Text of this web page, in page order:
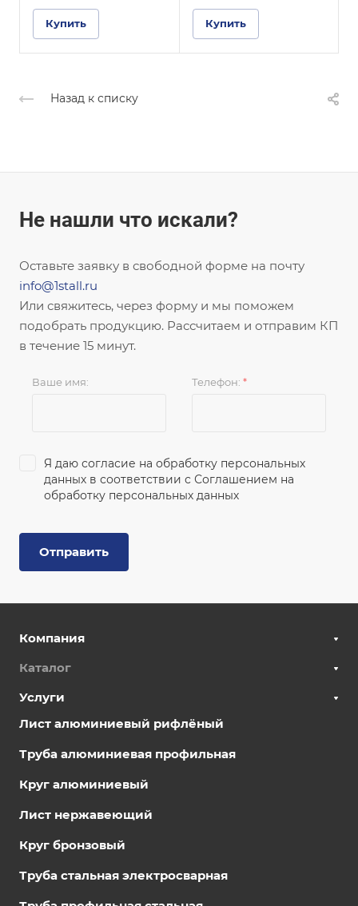
Купить Купить
Назад к списку
Не нашли что искали?
Оставьте заявку в свободной форме на почту
info@1stall.ru
Или свяжитесь, через форму и мы поможем
подобрать продукцию. Рассчитаем и отправим КП
в течение 15 минут.
Ваше имя: Телефон: *
Я даю согласие на обработку персональных
данных в соответствии с Соглашением на
обработку персональных данных
Отправить
Компания
Каталог
Услуги
Лист алюминиевый рифлёный
Труба алюминиевая профильная
Круг алюминиевый
Лист нержавеющий
Круг бронзовый
Труба стальная электросварная